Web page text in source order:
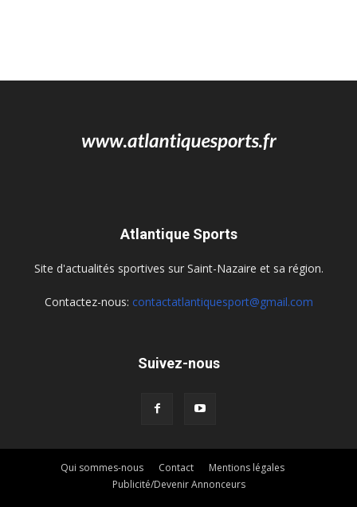
Atlantique Sports
Site d'actualités sportives sur Saint-Nazaire et sa région.
Contactez-nous: contactatlantiquesport@gmail.com
Suivez-nous
Qui sommes-nous Contact
Mentions légales
Publicité/Devenir Annonceurs